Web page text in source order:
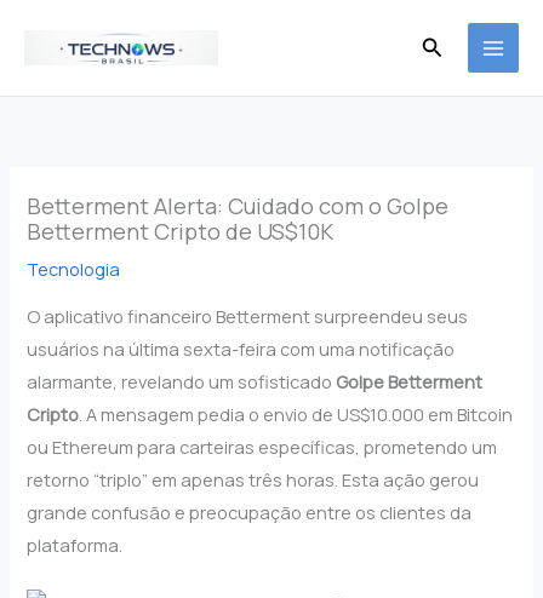
Pesquisar
Betterment Alerta: Cuidado com o Golpe
Betterment Cripto de US$10K
Tecnologia
O aplicativo financeiro Betterment surpreendeu seus
usuários na última sexta-feira com uma notificação
alarmante, revelando um sofisticado Golpe Betterment
Cripto . A mensagem pedia o envio de US$10.000 em Bitcoin
ou Ethereum para carteiras específicas, prometendo um
retorno “triplo” em apenas três horas. Esta ação gerou
grande confusão e preocupação entre os clientes da
plataforma.